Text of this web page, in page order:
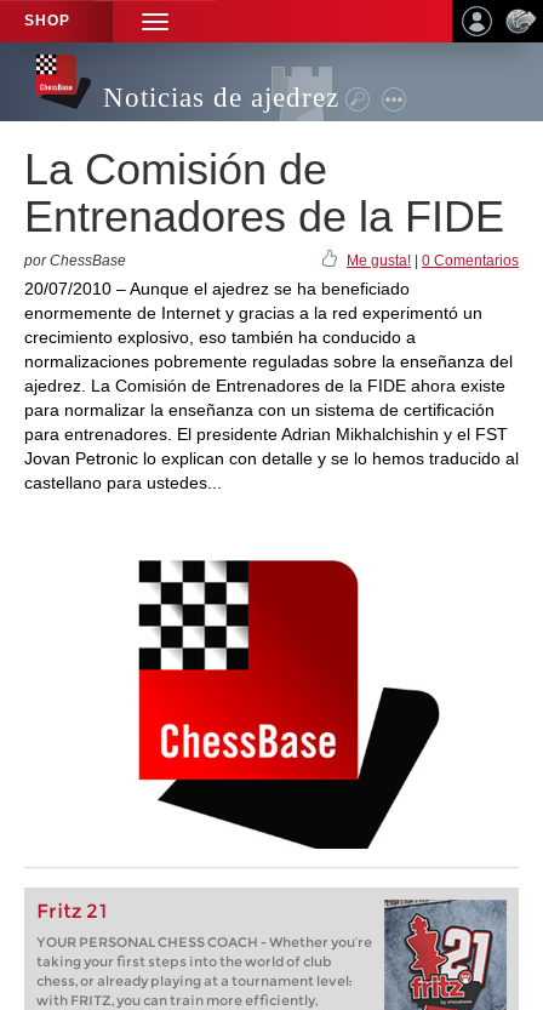
SHOP
TOGGLE
NAVIGATION
Noticias de ajedrez
La Comisión de
Entrenadores de la FIDE
por ChessBase Me gusta! 0 Comentarios
20/07/2010 – Aunque el ajedrez se ha beneficiado
enormemente de Internet y gracias a la red experimentó un
crecimiento explosivo, eso también ha conducido a
normalizaciones pobremente reguladas sobre la enseñanza del
ajedrez. La Comisión de Entrenadores de la FIDE ahora existe
para normalizar la enseñanza con un sistema de certificación
para entrenadores. El presidente Adrian Mikhalchishin y el FST
Jovan Petronic lo explican con detalle y se lo hemos traducido al
castellano para ustedes...
Fritz 21
YOUR PERSONAL CHESS COACH - Whether you’re
taking your first steps into the world of club
chess, or already playing at a tournament level:
with FRITZ, you can train more efficiently,